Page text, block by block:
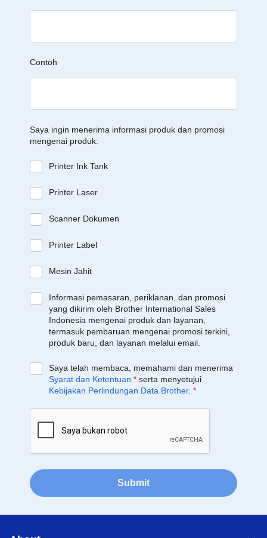
Contoh
Saya ingin menerima informasi produk dan promosi
mengenai produk:
Printer Ink Tank
Printer Laser
Scanner Dokumen
Printer Label
Mesin Jahit
Informasi pemasaran, periklanan, dan promosi
yang dikirim oleh Brother International Sales
Indonesia mengenai produk dan layanan,
termasuk pembaruan mengenai promosi terkini,
produk baru, dan layanan melalui email.
Saya telah membaca, memahami dan menerima
Syarat dan Ketentuan * serta menyetujui
Kebijakan Perlindungan Data Brother. *
Submit